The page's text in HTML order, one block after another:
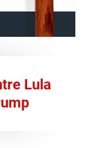
Lula